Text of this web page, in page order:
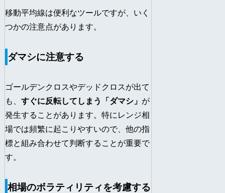
移動平均線は便利なツールですが、いく
つかの注意点があります。
ダマシに注意する
ゴールデンクロスやデッドクロスが出て
も、すぐに反転してしまう「ダマシ」 が
発生することがあります。特にレンジ相
場では頻繁に起こりやすいので、他の指
標と組み合わせて判断することが重要で
す。
相場のボラティリティを考慮する